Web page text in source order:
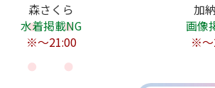
森さくら
水着掲載NG
※～21:00
加
画像
※～